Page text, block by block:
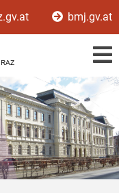
bmj.gv.at